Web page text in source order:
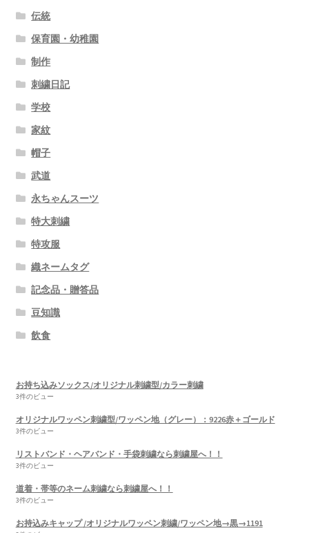
伝統
保育園・幼稚園
制作
刺繍日記
学校
家紋
帽子
武道
永ちゃんスーツ
特大刺繍
特攻服
織ネームタグ
記念品・贈答品
豆知識
飲食
お持ち込みソックス/オリジナル刺繍型/カラー刺繍
3件のビュー
オリジナルワッペン刺繍型/ワッペン地（グレー）：9226赤＋ゴールド
3件のビュー
リストバンド・ヘアバンド・手袋刺繍なら刺繍屋へ！！
3件のビュー
道着・帯等のネーム刺繍なら刺繍屋へ！！
3件のビュー
お持込みキャップ /オリジナルワッペン刺繍/ワッペン地→黒→1191